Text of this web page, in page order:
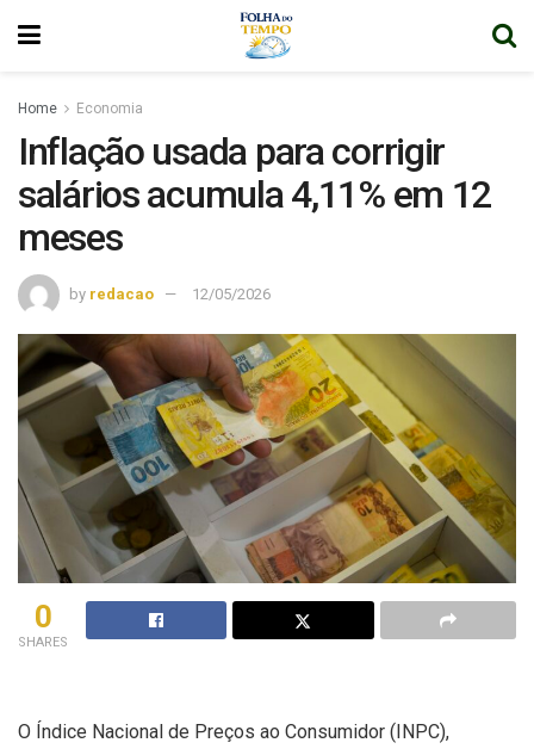
Home Economia
Inflação usada para corrigir
salários acumula 4,11% em 12
meses
by redacao 12/05/2026
0
SHARES
O Índice Nacional de Preços ao Consumidor (INPC),